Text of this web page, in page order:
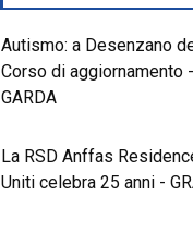
Autismo: a Desenzano
Corso di aggiornamento
GARDA
La RSD Anffas
Uniti celebra 25 anni -